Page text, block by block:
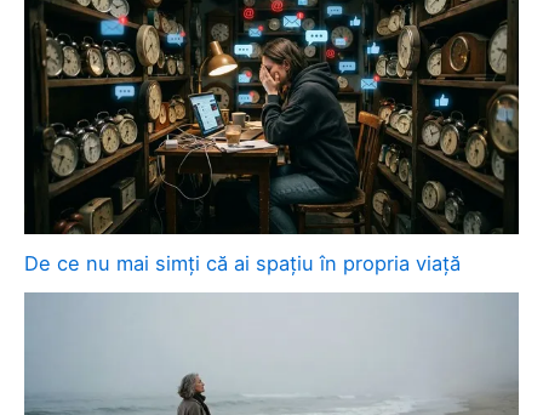
De ce nu mai simți că ai spațiu în propria viață